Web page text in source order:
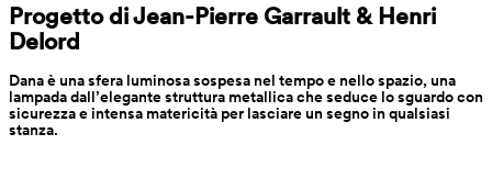
Progetto di Jean-Pierre Garrault & Henri
Delord
Dana è una sfera luminosa sospesa nel tempo e nello spazio, una
lampada dall’elegante struttura metallica che seduce lo sguardo con
sicurezza e intensa matericità per lasciare un segno in qualsiasi
stanza.